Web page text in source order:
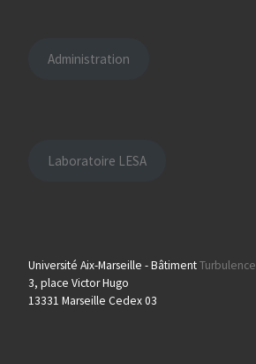
Administration
Laboratoire LESA
Université Aix-Marseille - BâtimentTurbulence
3, place Victor Hugo
13331 Marseille Cedex 03